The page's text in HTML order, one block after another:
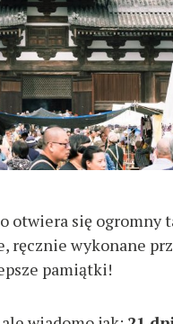
się ogromny
wykonane
pamiątki!